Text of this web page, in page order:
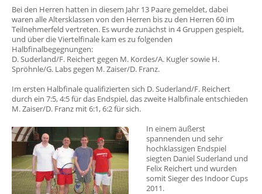
Bei den Herren hatten in diesem Jahr 13 Paare gemeldet, dabei
waren alle Altersklassen von den Herren bis zu den Herren 60 im
Teilnehmerfeld vertreten. Es wurde zunächst in 4 Gruppen gespielt,
und über die Viertelfinale kam es zu folgenden
Halbfinalbegegnungen:
D. Suderland/F. Reichert gegen M. Kordes/A. Kugler sowie H.
Spröhnle/G. Labs gegen M. Zaiser/D. Franz.
Im ersten Halbfinale qualifizierten sich D. Suderland/F. Reichert
durch ein 7:5, 4:5 für das Endspiel, das zweite Halbfinale entschieden
M. Zaiser/D. Franz mit 6:1, 6:2 für sich.
In einem äußerst
spannenden und sehr
hochklassigen Endspiel
siegten Daniel Suderland und
Felix Reichert und wurden
somit Sieger des Indoor Cups
2011.